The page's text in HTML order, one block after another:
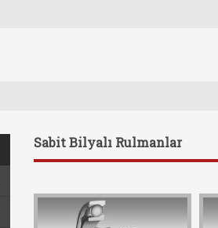
Sabit Bilyalı Rulmanlar